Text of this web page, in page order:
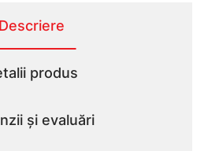
Descriere
produs
și evaluări